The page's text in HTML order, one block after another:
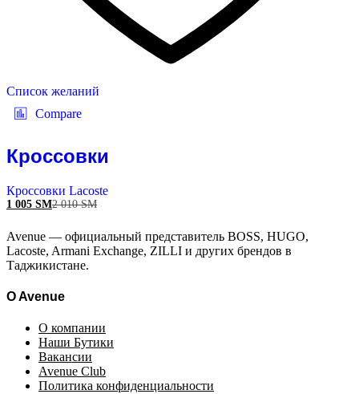
Список желаний
Compare
Кроссовки
Кроссовки Lacoste
1 005 ЅМ2 010ЅМ
Avenue — официальный представитель BOSS, HUGO,
Lacoste, Armani Exchange, ZILLI и других брендов в
Таджикистане.
O Avenue
О компании
Наши Бутики
Вакансии
Avenue Club
Политика конфиденциальности